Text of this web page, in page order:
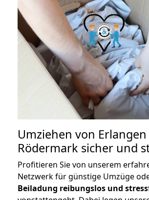
Umziehen von
Rödermark sicher und
Profitieren Sie von unserem
Netzwerk für günstige Umzüge
Beiladung reibungslos und